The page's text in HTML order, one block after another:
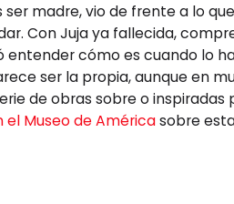
madre, vio de frente a lo
Con Juja ya fallecida,
cómo es cuando lo
ser la propia, aunque en
de obras sobre o inspiradas
el Museo de Américasobre